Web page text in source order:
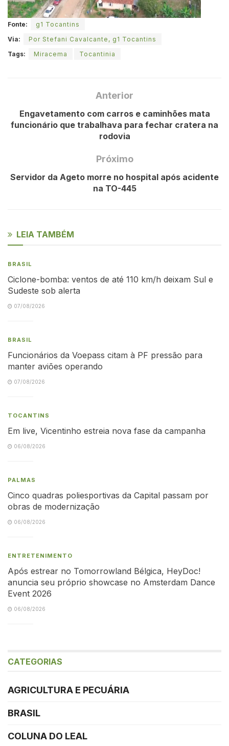
Fonte:
g1 Tocantins
Via:
Por Stefani Cavalcante, g1 Tocantins
Tags:
Miracema Tocantinia
Anterior
Engavetamento com carros e caminhões mata
funcionário que trabalhava para fechar cratera na
rodovia
Próximo
Servidor da Ageto morre no hospital após acidente
na TO-445
LEIA TAMBÉM
BRASIL
Ciclone-bomba: ventos de até 110 km/h deixam Sul e
Sudeste sob alerta
07/08/2026
BRASIL
Funcionários da Voepass citam à PF pressão para
manter aviões operando
07/08/2026
TOCANTINS
Em live, Vicentinho estreia nova fase da campanha
06/08/2026
PALMAS
Cinco quadras poliesportivas da Capital passam por
obras de modernização
06/08/2026
ENTRETENIMENTO
Após estrear no Tomorrowland Bélgica, HeyDoc!
anuncia seu próprio showcase no Amsterdam Dance
Event 2026
06/08/2026
CATEGORIAS
AGRICULTURA E PECUÁRIA
BRASIL
COLUNA DO LEAL